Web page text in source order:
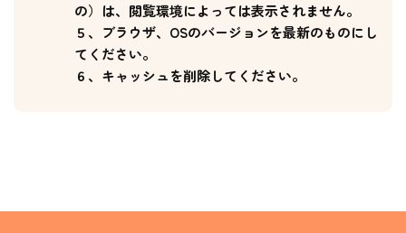
の）は、閲覧環境によっては表示されません。
５、ブラウザ、OSのバージョンを最新のものにし
てください。
６、キャッシュを削除してください。